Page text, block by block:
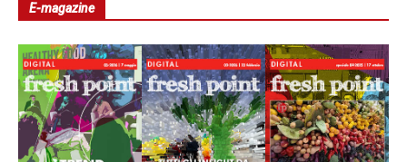
E-magazine